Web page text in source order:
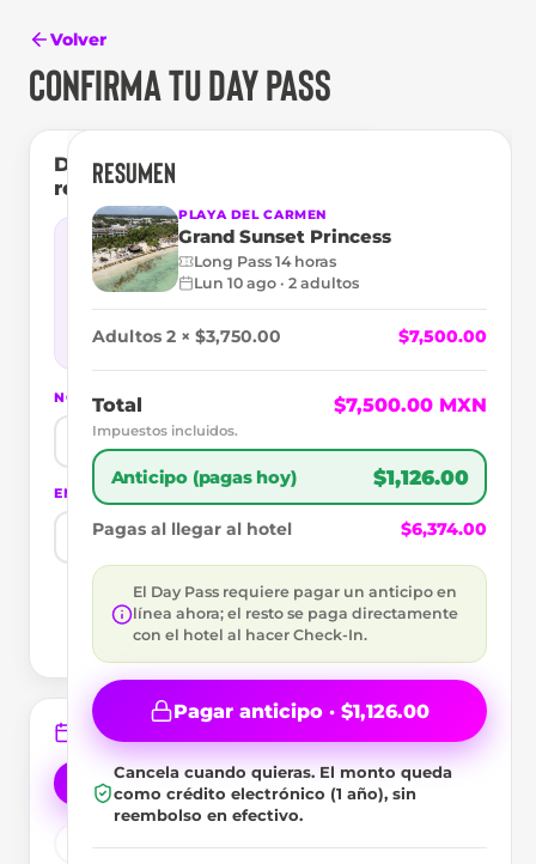
Volver
CONFIRMA TU DAY PASS
Datos del titular de la
reserva
¿Ya tienes cuenta en
Superpass?
Inicia sesión
automáticamente al reservar.
NOMBRE *
EMAIL
WHATSAPP *
Te contactaremos
por aquí si hay
algún cambio en tu
Elige tu fecha
Hoy Mañana
Agosto 2026
RESUMEN
PLAYA DEL CARMEN
Grand Sunset Princess
Long Pass 14 horas
Lun 10 ago · 2 adultos
Adultos 2 × $3,750.00 $7,500.00
Total $7,500.00 MXN
Impuestos incluidos.
Anticipo (pagas hoy) $1,126.00
Pagas al llegar al hotel $6,374.00
El Day Pass requiere pagar un anticipo en
línea ahora; el resto se paga directamente
con el hotel al hacer Check-In.
Pagar anticipo · $1,126.00
Cancela cuando quieras. El monto queda
como crédito electrónico (1 año), sin
reembolso en efectivo.